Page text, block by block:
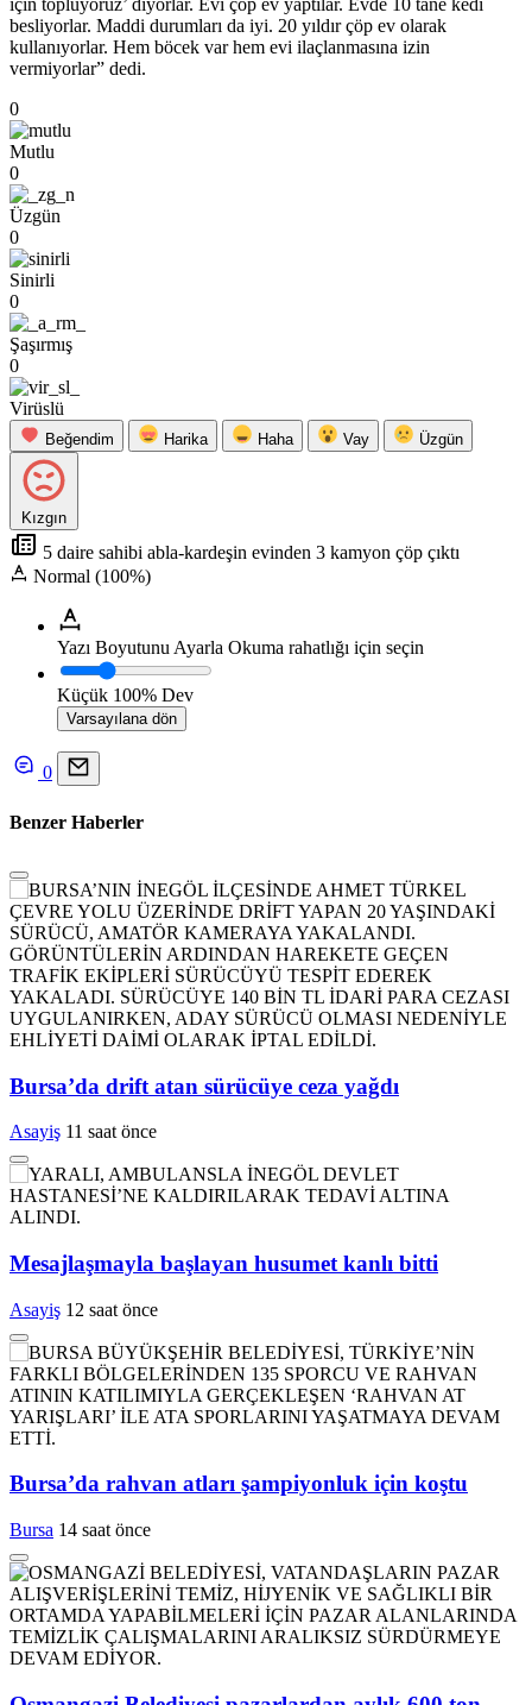
için topluyoruz’ diyorlar. Evi çöp ev yaptılar. Evde 10 tane kedi
besliyorlar. Maddi durumları da iyi. 20 yıldır çöp ev olarak
kullanıyorlar. Hem böcek var hem evi ilaçlanmasına izin
vermiyorlar” dedi.
0
Mutlu
0
Üzgün
0
Sinirli
0
Şaşırmış
0
Virüslü
Beğendim Harika Haha Vay Üzgün
Kızgın
5 daire sahibi abla-kardeşin evinden 3 kamyon çöp çıktı
Normal (100%)
Yazı Boyutunu Ayarla Okuma rahatlığı için seçin
Küçük 100% Dev
Varsayılana dön
0
Benzer Haberler
Bursa’da drift atan sürücüye ceza yağdı
Asayiş 11 saat önce
Mesajlaşmayla başlayan husumet kanlı bitti
Asayiş 12 saat önce
Bursa’da rahvan atları şampiyonluk için koştu
Bursa 14 saat önce